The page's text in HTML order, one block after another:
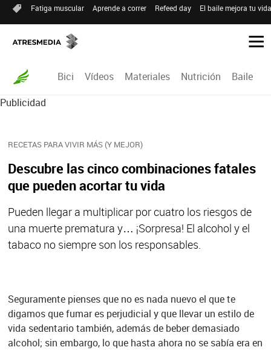
Fatiga muscular Aprende a correr Refeed day El baile mejora tu
Bici Vídeos Materiales Nutrición Baile
Publicidad
RECETAS PARA VIVIR MÁS (Y MEJOR)
Descubre las cinco combinaciones fatales
que pueden acortar tu vida
Pueden llegar a multiplicar por cuatro los riesgos de
una muerte prematura y… ¡Sorpresa! El alcohol y el
tabaco no siempre son los responsables.
Seguramente pienses que no es nada nuevo el que te
digamos que fumar es perjudicial y que llevar un estilo de
vida sedentario también, además de beber demasiado
alcohol; sin embargo, lo que hasta ahora no se sabía era en